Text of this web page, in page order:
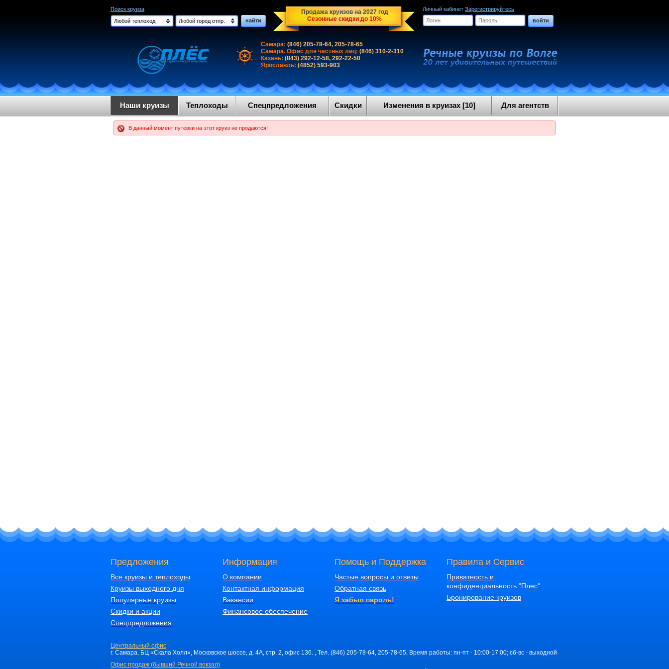
Поиск круиза
Любой теплоход
Любой город отпр. найти
Продажа круизов на 2027 год
Сезонные скидки до 10%
Личный кабинет Зарегистрируйтесь
войти
Самара: (846) 205-78-64, 205-78-65
Самара. Офис для частных лиц: (846) 310-2-310
Казань: (843) 292-12-58, 292-22-50
Ярославль: (4852) 593-903
Наши круизы Теплоходы Спецпредложения Скидки Изменения в круизах [10] Для агентств
В данный момент путевки на этот круиз не продаются!
Предложения
Все круизы и теплоходы
Круизы выходного дня
Популярные круизы
Скидки и акции
Спецпредложения
Информация
О компании
Контактная информация
Вакансии
Финансовое обеспечение
Помощь и Поддержка
Частые вопросы и ответы
Обратная связь
Я забыл пароль!
Правила и Сервис
Приватность и
конфиденциальность "Плес"
Бронирование круизов
Центральный офис
г. Самара, БЦ «Скала Холл», Московское шоссе, д. 4А, стр. 2, офис 136. , Тел. (846) 205-78-64, 205-78-65, Время работы: пн-пт - 10:00-17:00; сб-вс - выходной
Офис продаж (бывший Речной вокзал)